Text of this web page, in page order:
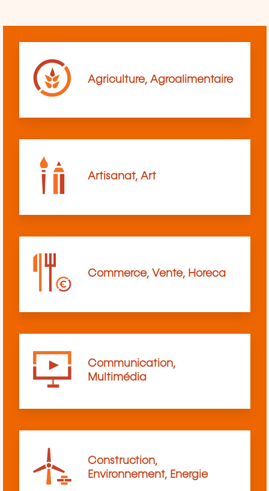
Agriculture, Agroalimentaire
Artisanat, Art
Commerce, Vente, Horeca
Communication,
Multimédia
Construction,
Environnement, Energie